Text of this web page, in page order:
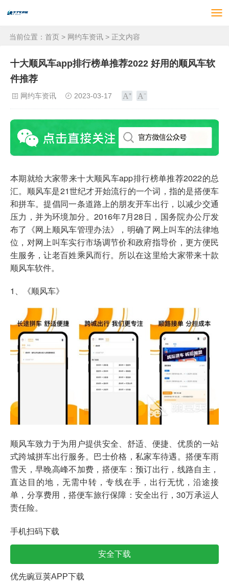
当前位置： 首页 > 网约车资讯 > 正文内容
十大顺风车app排行榜单推荐2022 好用的顺风车软
件推荐
网约车资讯 2023-03-17
本期就给大家带来十大顺风车app排行榜单推荐2022的总
汇。顺风车是21世纪才开始流行的一个词，指的是搭便车
和拼车。提倡同一条道路上的朋友开车出行，以减少交通
压力，并为环境加分。2016年7月28日，国务院办公厅发
布了《网上顺风车管理办法》，明确了网上叫车的法律地
位，对网上叫车实行市场调节价和政府指导价，更方便民
生服务，让老百姓乘风而行。所以在这里给大家带来十款
顺风车软件。
1、《顺风车》
顺风车致力于为用户提供安全、舒适、便捷、优质的一站
式跨城拼车出行服务。巴士价格，私家车待遇。搭便车雨
雪天，早晚高峰不加费，搭便车：预订出行，线路自主，
直达目的地，无需中转，专线在手，出行无忧，沿途接
单，分享费用，搭便车旅行保障：安全出行，30万承运人
责任险。
手机扫码下载
安全下载
优先豌豆荚APP下载